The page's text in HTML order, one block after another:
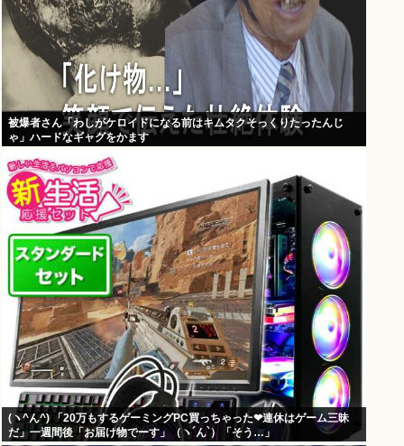
被爆者さん「わしがケロイドになる前はキムタクそっくりたったんじ
ゃ」ハードなギャグをかます
(ヽ^ん^) 「20万もするゲーミングPC買っちゃった❤連休はゲーム三昧
だ」一週間後「お届け物でーす」（ヽ´ん`）「そう…」